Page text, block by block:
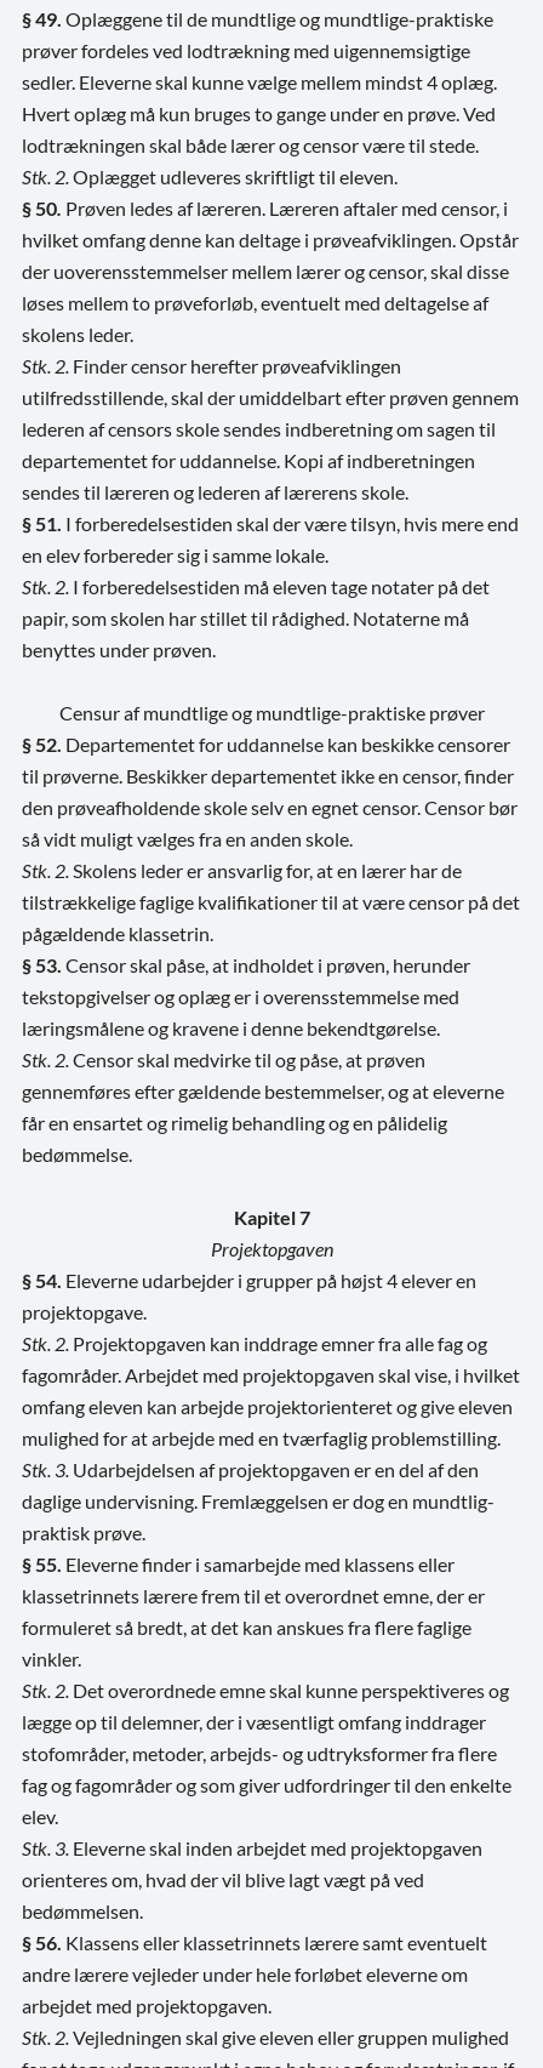
§ 49. Oplæggene til de mundtlige og mundtlige-praktiske
prøver fordeles ved lodtrækning med uigennemsigtige
sedler. Eleverne skal kunne vælge mellem mindst 4 oplæg.
Hvert oplæg må kun bruges to gange under en prøve. Ved
lodtrækningen skal både lærer og censor være til stede.
Stk. 2. Oplægget udleveres skriftligt til eleven.
§ 50 Prøven ledes af læreren. Læreren aftaler med censor, i
hvilket omfang denne kan deltage i prøveafviklingen. Opstår
der uoverensstemmelser mellem lærer og censor, skal disse
løses mellem to prøveforløb, eventuelt med deltagelse af
skolens leder.
Stk. 2. Finder censor herefter prøveafviklingen
utilfredsstillende, skal der umiddelbart efter prøven gennem
lederen af censors skole sendes indberetning om sagen til
departementet for uddannelse. Kopi af indberetningen
sendes til læreren og lederen af lærerens skole.
§ 51. I forberedelsestiden skal der være tilsyn, hvis mere end
en elev forbereder sig i samme lokale.
Stk. 2. I forberedelsestiden må eleven tage notater på det
papir, som skolen har stillet til rådighed. Notaterne må
benyttes under prøven.
Censur af mundtlige og mundtlige-praktiske prøver
§ 52. Departementet for uddannelse kan beskikke censorer
til prøverne. Beskikker departementet ikke en censor, finder
den prøveafholdende skole selv en egnet censor. Censor bør
så vidt muligt vælges fra en anden skole.
Stk. 2. Skolens leder er ansvarlig for, at en lærer har de
tilstrækkelige faglige kvalifikationer til at være censor på det
pågældende klassetrin.
§ 53. Censor skal påse, at indholdet i prøven, herunder
tekstopgivelser og oplæg er i overensstemmelse med
læringsmålene og kravene i denne bekendtgørelse.
Stk. 2. Censor skal medvirke til og påse, at prøven
gennemføres efter gældende bestemmelser, og at eleverne
får en ensartet og rimelig behandling og en pålidelig
bedømmelse.
Kapitel 7
Projektopgaven
§ 54. Eleverne udarbejder i grupper på højst 4 elever en
projektopgave.
Stk. 2. Projektopgaven kan inddrage emner fra alle fag og
fagområder. Arbejdet med projektopgaven skal vise, i hvilket
omfang eleven kan arbejde projektorienteret og give eleven
mulighed for at arbejde med en tværfaglig problemstilling.
Stk. 3. Udarbejdelsen af projektopgaven er en del af den
daglige undervisning. Fremlæggelsen er dog en mundtlig-
praktisk prøve.
§ 55. Eleverne finder i samarbejde med klassens eller
klassetrinnets lærere frem til et overordnet emne, der er
formuleret så bredt, at det kan anskues fra flere faglige
vinkler.
Stk. 2. Det overordnede emne skal kunne perspektiveres og
lægge op til delemner, der i væsentligt omfang inddrager
stofområder, metoder, arbejds- og udtryksformer fra flere
fag og fagområder og som giver udfordringer til den enkelte
elev.
Stk. 3. Eleverne skal inden arbejdet med projektopgaven
orienteres om, hvad der vil blive lagt vægt på ved
bedømmelsen.
§ 56. Klassens eller klassetrinnets lærere samt eventuelt
andre lærere vejleder under hele forløbet eleverne om
arbejdet med projektopgaven.
Stk. 2. Vejledningen skal give eleven eller gruppen mulighed